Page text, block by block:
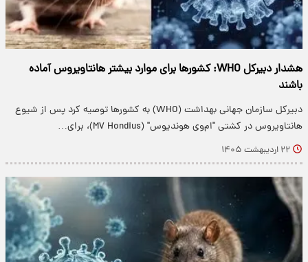
هشدار دبیرکل WHO: کشورها برای موارد بیشتر هانتاویروس آماده
باشند
دبیرکل سازمان جهانی بهداشت (WHO) به کشورها توصیه کرد پس از شیوع
هانتاویروس در کشتی "ام‌وی هوندیوس" (MV Hondius)، برای…
۲۲ اردیبهشت ۱۴۰۵